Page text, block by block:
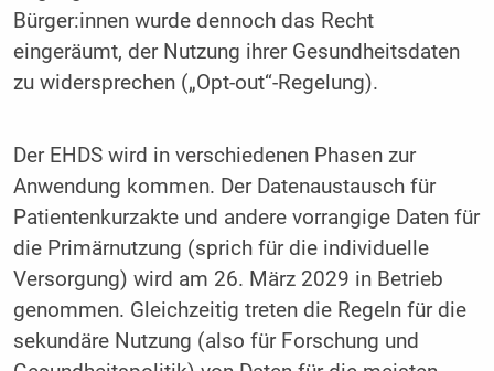
Bürger:innen wurde dennoch das Recht
eingeräumt, der Nutzung ihrer Gesundheitsdaten
zu widersprechen („Opt-out“-Regelung).
Der EHDS wird in verschiedenen Phasen zur
Anwendung kommen. Der Datenaustausch für
Patientenkurzakte und andere vorrangige Daten für
die Primärnutzung (sprich für die individuelle
Versorgung) wird am 26. März 2029 in Betrieb
genommen. Gleichzeitig treten die Regeln für die
sekundäre Nutzung (also für Forschung und